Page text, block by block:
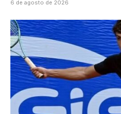
6 de agosto de 2026